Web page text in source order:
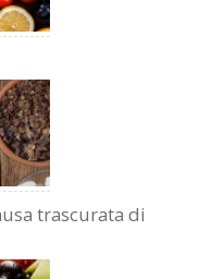
trascurata di